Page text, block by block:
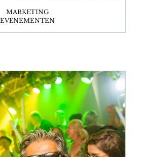
MARKETING
EVENEMENTEN